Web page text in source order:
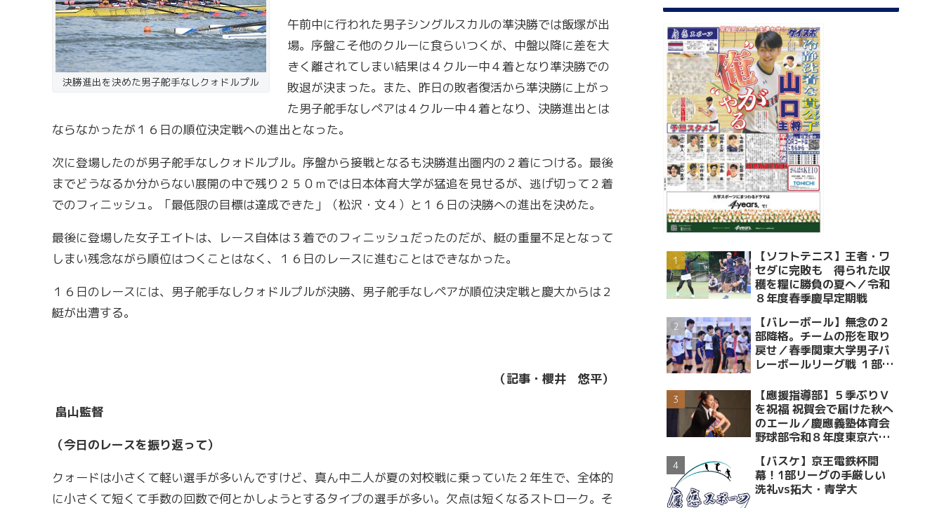
決勝進出を決めた男子舵手なしクォドルプル
午前中に行われた男子シングルスカルの準決勝では飯塚が出
場。序盤こそ他のクルーに食らいつくが、中盤以降に差を大
きく離されてしまい結果は４クルー中４着となり準決勝での
敗退が決まった。また、昨日の敗者復活から準決勝に上がっ
た男子舵手なしペアは４クルー中４着となり、決勝進出とは
ならなかったが１６日の順位決定戦への進出となった。
次に登場したのが男子舵手なしクォドルプル。序盤から接戦となるも決勝進出圏内の２着につける。最後
までどうなるか分からない展開の中で残り２５０ｍでは日本体育大学が猛追を見せるが、逃げ切って２着
でのフィニッシュ。「最低限の目標は達成できた」（松沢・文４）と１６日の決勝への進出を決めた。
最後に登場した女子エイトは、レース自体は３着でのフィニッシュだったのだが、艇の重量不足となって
しまい残念ながら順位はつくことはなく、１６日のレースに進むことはできなかった。
１６日のレースには、男子舵手なしクォドルプルが決勝、男子舵手なしペアが順位決定戦と慶大からは２
艇が出漕する。
（記事・櫻井 悠平）
畠山監督
（今日のレースを振り返って）
クォードは小さくて軽い選手が多いんですけど、真ん中二人が夏の対校戦に乗っていた２年生で、全体的
に小さくて短くて手数の回数で何とかしようとするタイプの選手が多い。欠点は短くなるストローク。そ
【ソフトテニス】王者・ワ
セダに完敗も 得られた収
穫を糧に勝負の夏へ／令和
８年度春季慶早定期戦
【バレーボール】無念の２
部降格。チームの形を取り
戻せ／春季関東大学男子バ
レーボールリーグ戦 １部・
【應援指導部】５季ぶりＶ
を祝福 祝賀会で届けた秋へ
のエール／慶應義塾体育会
野球部令和８年度東京六大
賀会～後編～
【バスケ】京王電鉄杯開
幕！1部リーグの手厳しい
洗礼vs拓大・青学大